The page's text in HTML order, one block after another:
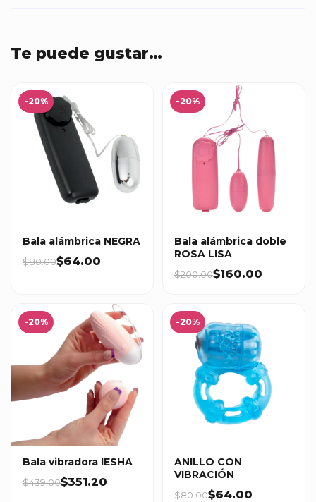
Te puede gustar…
-20%
Bala alámbrica NEGRA
$80.00$64.00
-20%
Bala alámbrica doble
ROSA LISA
$200.00$160.00
-20%
Bala vibradora IESHA
$439.00$351.20
-20%
ANILLO CON
VIBRACIÓN
$80.00$64.00